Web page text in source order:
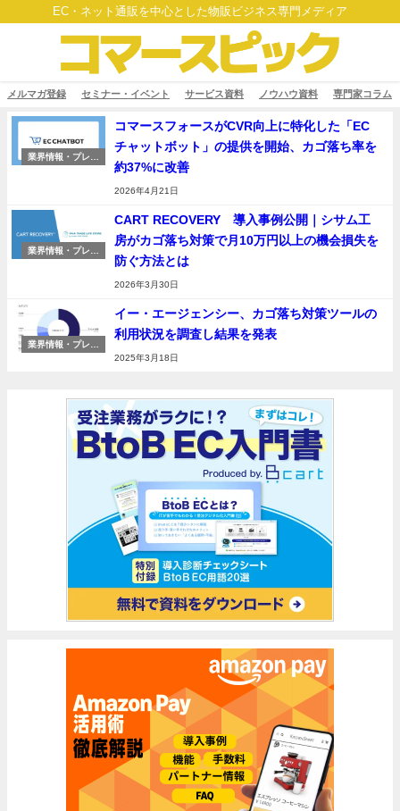
EC・ネット通販を中心とした物販ビジネス専門メディア
メルマガ登録 セミナー・イベント サービス資料 ノウハウ資料 専門家コラム
業界情報・プレス
コマースフォースがCVR向上に特化した「EC
チャットボット」の提供を開始、カゴ落ち率を
約37%に改善
2026年4月21日
業界情報・プレス
CART RECOVERY®導入事例公開｜シサム工
房がカゴ落ち対策で月10万円以上の機会損失を
防ぐ方法とは
2026年3月30日
業界情報・プレス
イー・エージェンシー、カゴ落ち対策ツールの
利用状況を調査し結果を発表
2025年3月18日